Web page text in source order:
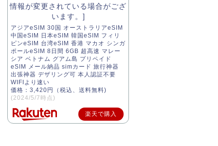
アジアeSIM 30国 オーストラリアeSIM
中国eSIM 日本eSIM 韓国eSIM フィリ
ピンeSIM 台湾eSIM 香港 マカオ シンガ
ポールeSIM 8日間 6GB 超高速 マレー
シア ベトナム グアム島 プリペイド
eSIM メール納品 simカード 旅行神器
出張神器 デザリング可 本人認証不要
WIFIより速い
価格：3,420円（税込、送料無料)
(2024/5/7時点)
楽天で購入